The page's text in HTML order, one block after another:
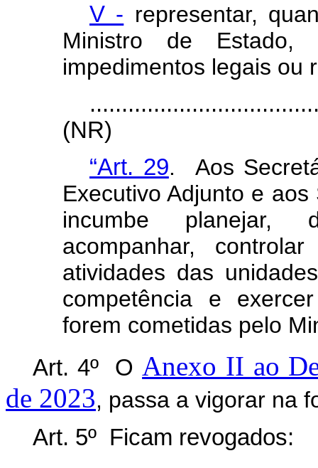
V - representar,
Ministro de Estado,
impedimentos legais ou
(NR)
“Art. 29. Aos
Executivo Adjunto e
incumbe planejar,
acompanhar,
atividades das
competência e
forem cometidas pelo
Art. 4º O Anexo II ao
de 2023, passa a vigorar na
Art. 5º Ficam revogados: